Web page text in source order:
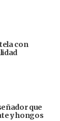
con
que
y hongos